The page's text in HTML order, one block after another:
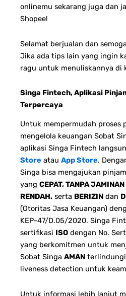
onlinemu sekarang juga dan
Shopee!
Selamat berjualan dan
Jika ada tips lain yang ingin
ragu untuk menuliskannya di
Singa Fintech, Aplikasi
Terpercaya
Untuk mempermudah proses
mengelola keuangan Sobat
aplikasi Singa Fintech
Store atau App Store.
Singa bisa mengajukan
yang CEPAT, TANPA JAMINAN
RENDAH, serta BERIZIN dan
(Otoritas Jasa Keuangan)
KEP-47/D.05/2020. Singa
sertifikasi ISO dengan No.
yang berkomitmen untuk
Sobat Singa AMAN
liveness detection untuk
Untuk informasi lebih lanjut